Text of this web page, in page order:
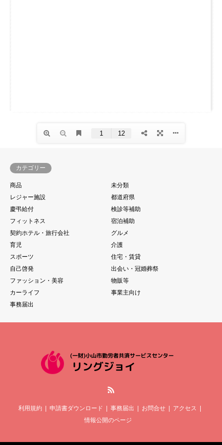
カテゴリー
商品
未分類
レジャー施設
都道府県
慶弔給付
検診等補助
フィットネス
宿泊補助
契約ホテル・旅行会社
グルメ
育児
介護
スポーツ
住宅・賃貸
自己啓発
出会い・冠婚葬祭
ファッション・美容
物販等
カーライフ
事業主向け
事務届出
利用規約 申請書ダウンロード 事務届出 お問合せ
アクセス
情報公開のページ